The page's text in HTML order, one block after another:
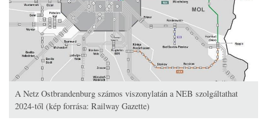
A Netz Ostbrandenburg számos viszonylatán a NEB szolgáltathat
2024-től (kép forrása: Railway Gazette)